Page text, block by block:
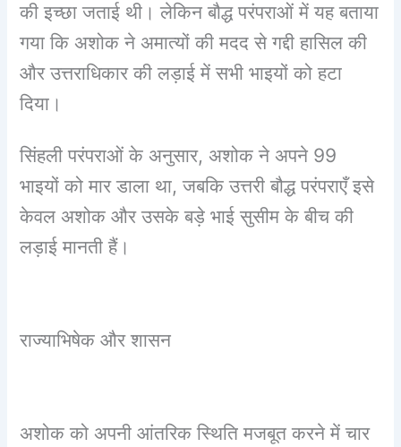
की इच्छा जताई थी। लेकिन बौद्ध परंपराओं में यह बताया
गया कि अशोक ने अमात्यों की मदद से गद्दी हासिल की
और उत्तराधिकार की लड़ाई में सभी भाइयों को हटा
दिया।
सिंहली परंपराओं के अनुसार, अशोक ने अपने 99
भाइयों को मार डाला था, जबकि उत्तरी बौद्ध परंपराएँ इसे
केवल अशोक और उसके बड़े भाई सुसीम के बीच की
लड़ाई मानती हैं।
राज्याभिषेक और शासन
अशोक को अपनी आंतरिक स्थिति मजबूत करने में चार